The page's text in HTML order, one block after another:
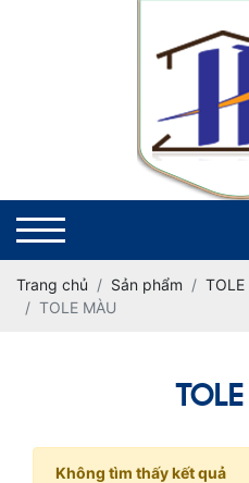
Trang chủ Sản phẩm
TOLE
TOLE MÀU
Không tìm thấy kết quả